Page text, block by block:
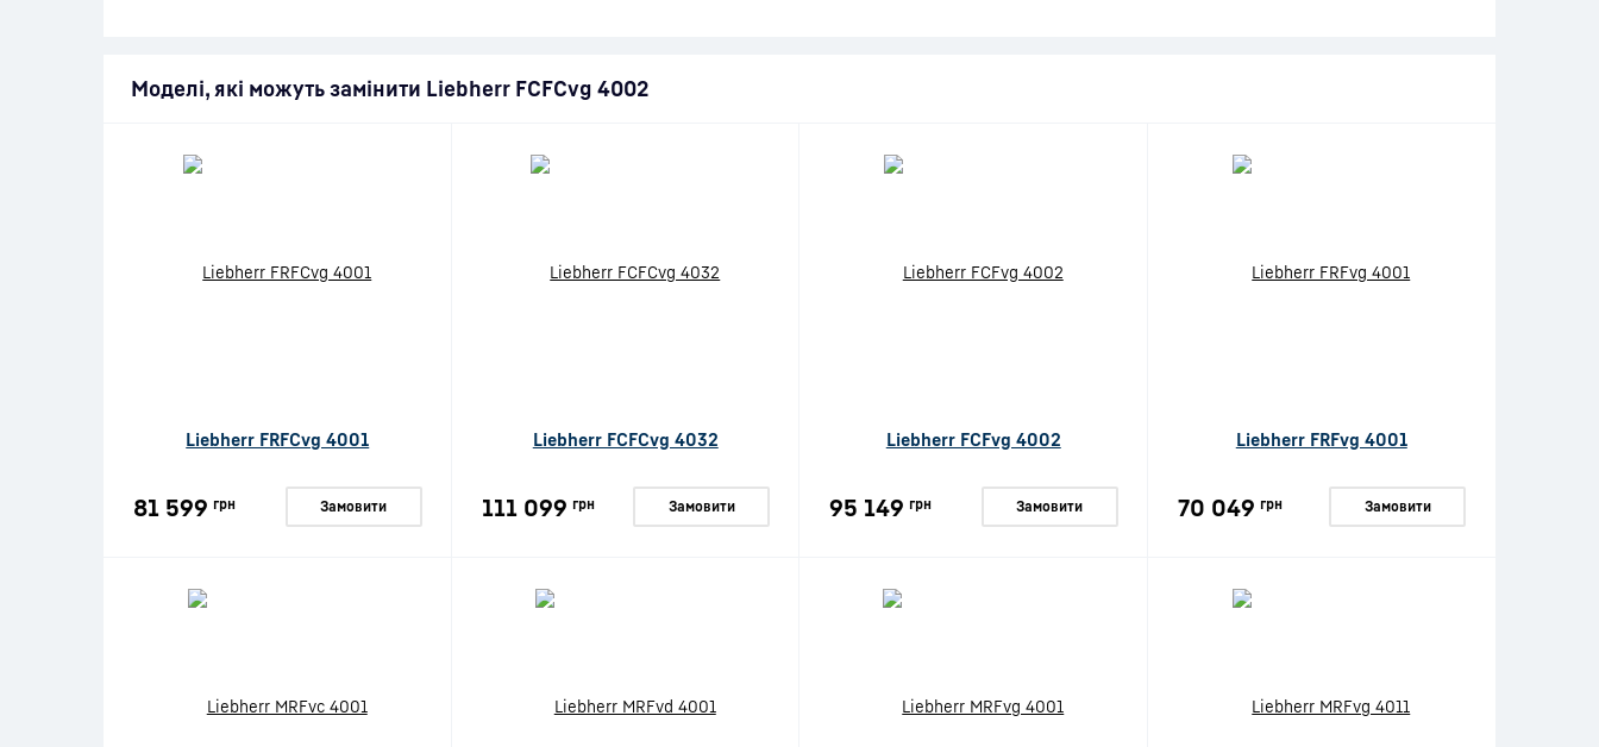
Моделі, які можуть замінити Liebherr FCFCvg 4002
Liebherr FRFCvg 4001
81 599 грн Замовити
Liebherr FCFCvg 4032
111 099 грн Замовити
Liebherr FCFvg 4002
95 149 грн Замовити
Liebherr FRFvg 4001
70 049 грн Замовити